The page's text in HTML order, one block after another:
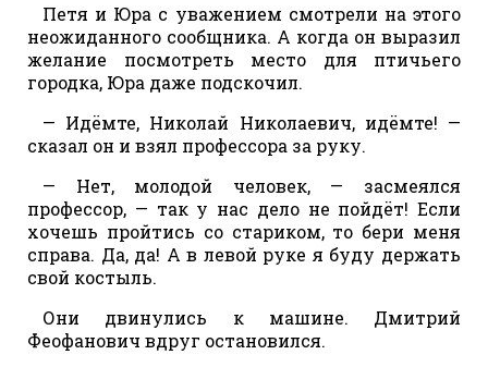
Петя и Юра с уважением смотрели на этого
неожиданного сообщника. А когда он выразил
желание посмотреть место для птичьего
городка, Юра даже подскочил.
— Идёмте, Николай Николаевич, идёмте! —
сказал он и взял профессора за руку.
— Нет, молодой человек, — засмеялся
профессор, — так у нас дело не пойдёт! Если
хочешь пройтись со стариком, то бери меня
справа. Да, да! А в левой руке я буду держать
свой костыль.
Они двинулись к машине. Дмитрий
Феофанович вдруг остановился.